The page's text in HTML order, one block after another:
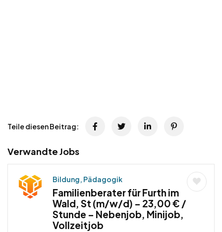
Teile diesen Beitrag:
Verwandte Jobs
Bildung, Pädagogik
Familienberater für Furth im
Wald, St (m/w/d) – 23,00 € /
Stunde – Nebenjob, Minijob,
Vollzeitjob